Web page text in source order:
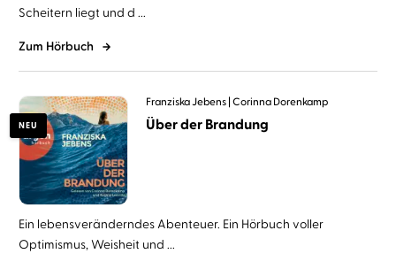
Scheitern liegt und d ...
Zum Hörbuch
NEU
Franziska Jebens Corinna Dorenkamp
Über der Brandung
Ein lebensveränderndes Abenteuer. Ein Hörbuch voller
Optimismus, Weisheit und ...